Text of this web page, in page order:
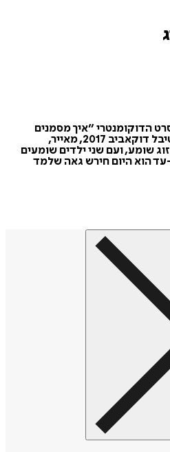
הדוקומנטרי ״איך מסמנים
אהבה״ זוכה פרס הקהל בפסטיבל דוקאביב 2017, מאייר,
שומע, ועם שני ילדים שומעים
הוא היום חירש גאה שלמד